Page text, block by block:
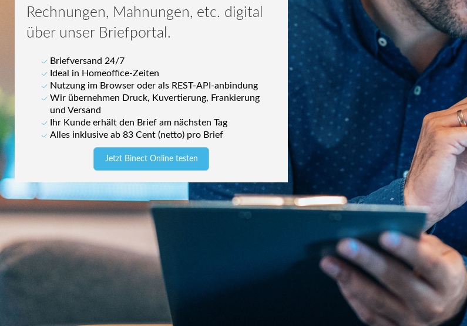
Rechnungen, Mahnungen, etc. digital
über unser Briefportal.
Briefversand 24/7
Ideal in Homeoffice-Zeiten
Nutzung im Browser oder als REST-API-anbindung
Wir übernehmen Druck, Kuvertierung, Frankierung
und Versand
Ihr Kunde erhält den Brief am nächsten Tag
Alles inklusive ab 83 Cent (netto) pro Brief
Jetzt Binect Online testen